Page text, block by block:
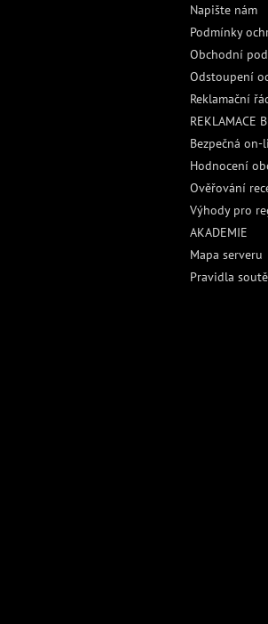
Napište nám
Podmínky
Obchodní
Odstoupení
Reklamační
REKLAMACE
Bezpečná
Hodnocení
Ověřování
Výhody pro
AKADEMIE
Mapa serveru
Pravidla